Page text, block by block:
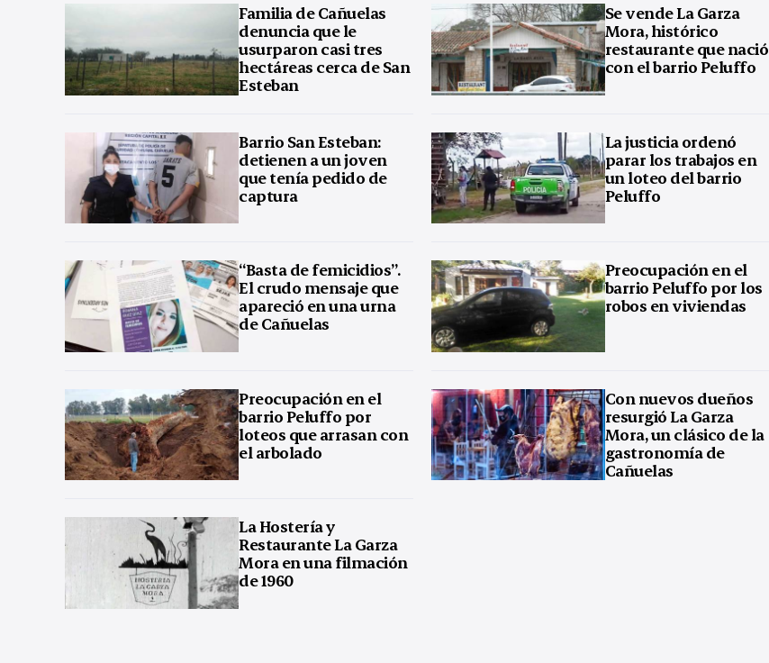
Familia de Cañuelas
denuncia que le
usurparon casi tres
hectáreas cerca de San
Esteban
Se vende La Garza
Mora, histórico
restaurante que nació
con el barrio Peluffo
Barrio San Esteban:
detienen a un joven
que tenía pedido de
captura
La justicia ordenó
parar los trabajos en
un loteo del barrio
Peluffo
“Basta de femicidios”.
El crudo mensaje que
apareció en una urna
de Cañuelas
Preocupación en el
barrio Peluffo por los
robos en viviendas
Preocupación en el
barrio Peluffo por
loteos que arrasan con
el arbolado
Con nuevos dueños
resurgió La Garza
Mora, un clásico de la
gastronomía de
Cañuelas
La Hostería y
Restaurante La Garza
Mora en una filmación
de 1960